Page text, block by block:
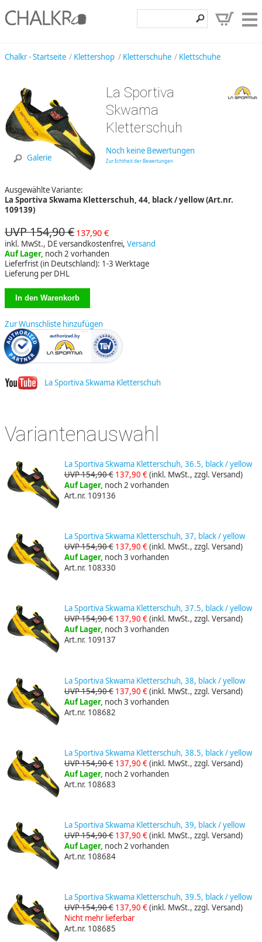
Klettershop
Entdecken
Hilfe, Kontakt
Chalkr - Startseite Klettershop Kletterschuhe Klettschuhe
Galerie
La Sportiva
Skwama
Kletterschuh
Noch keine Bewertungen
Zur Echtheit der Bewertungen
Ausgewählte Variante:
La Sportiva Skwama Kletterschuh, 44, black / yellow (Art.nr.
109139)
UVP 154,90 € 137,90 €
inkl. MwSt., DE versandkostenfrei, Versand
Auf Lager, noch 2 vorhanden
Lieferfrist (in Deutschland): 1-3 Werktage
Lieferung per DHL
Zur Wunschliste hinzufügen
La Sportiva Skwama Kletterschuh
Variantenauswahl
La Sportiva Skwama Kletterschuh, 36.5, black / yellow
UVP 154,90 € 137,90 €(inkl. MwSt., zzgl. Versand)
Auf Lager, noch 2 vorhanden
Art.nr. 109136
La Sportiva Skwama Kletterschuh, 37, black / yellow
UVP 154,90 € 137,90 €(inkl. MwSt., zzgl. Versand)
Auf Lager, noch 3 vorhanden
Art.nr. 108330
La Sportiva Skwama Kletterschuh, 37.5, black / yellow
UVP 154,90 € 137,90 €(inkl. MwSt., zzgl. Versand)
Auf Lager, noch 3 vorhanden
Art.nr. 109137
La Sportiva Skwama Kletterschuh, 38, black / yellow
UVP 154,90 € 137,90 €(inkl. MwSt., zzgl. Versand)
Auf Lager, noch 3 vorhanden
Art.nr. 108682
La Sportiva Skwama Kletterschuh, 38.5, black / yellow
UVP 154,90 € 137,90 €(inkl. MwSt., zzgl. Versand)
Auf Lager, noch 2 vorhanden
Art.nr. 108683
La Sportiva Skwama Kletterschuh, 39, black / yellow
UVP 154,90 € 137,90 €(inkl. MwSt., zzgl. Versand)
Auf Lager, noch 2 vorhanden
Art.nr. 108684
La Sportiva Skwama Kletterschuh, 39.5, black / yellow
UVP 154,90 € 137,90 €(inkl. MwSt., zzgl. Versand)
Nicht mehr lieferbar
Art.nr. 108685